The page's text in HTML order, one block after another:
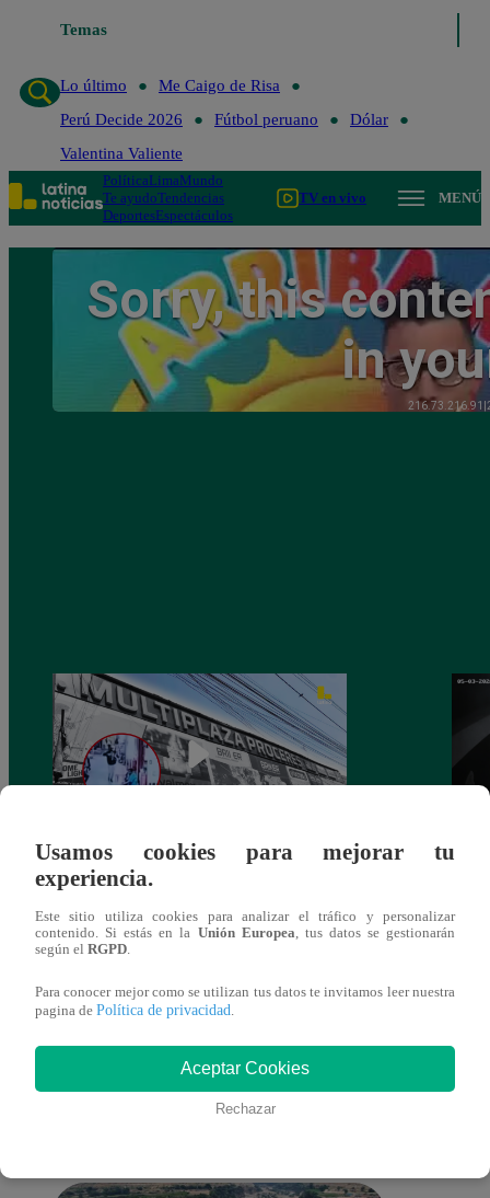
Temas
Lo último
Me Caigo de Risa
Perú Decide 2026
Fútbol peruano
Dólar
Valentina Valiente
PolíticaLimaMundo
Te ayudoTendencias
DeportesEspectáculos
TV en vivo MENÚ
Asesinan a comerciante ferretero dentro de
También te puede
interesar
Usamos cookies para mejorar tu
experiencia.
Este sitio utiliza cookies para analizar el tráfico y personalizar
contenido. Si estás en la Unión Europea, tus datos se gestionarán
según el RGPD.
Para conocer mejor como se utilizan tus datos te invitamos leer nuestra
pagina de Política de privacidad.
Aceptar Cookies
Rechazar